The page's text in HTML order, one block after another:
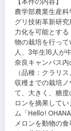
農学部農業生産
グリ技術革新研
力化を可能とす
物の栽培を行っ
人、3年生16人が
奈良キャンパス
（品種：クラリ
収穫までの栽培
て、大きく、糖
ロンを摘果して
ム「Hello!
メロンを動物の